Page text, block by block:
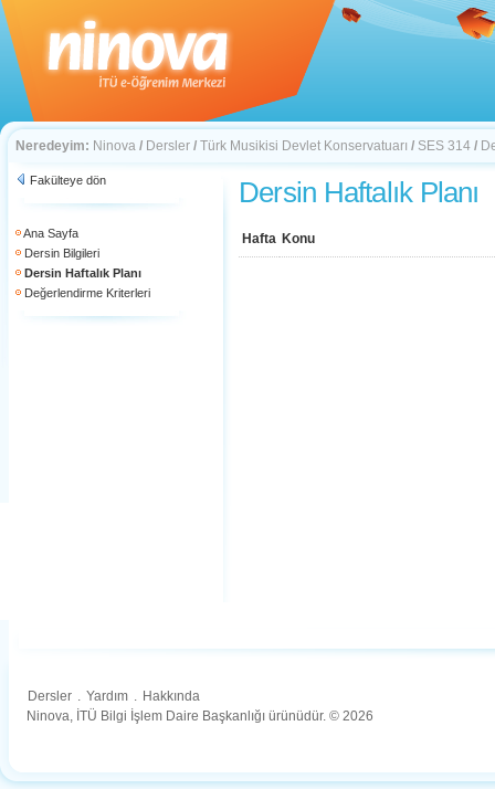
Neredeyim: Ninova / Dersler / Türk Musikisi Devlet Konservatuarı / SES 314 /
Fakülteye dön
Ana Sayfa
Dersin Bilgileri
Dersin Haftalık Planı
Değerlendirme Kriterleri
Dersin Haftalık Planı
Hafta Konu
Dersler . Yardım . Hakkında
Ninova, İTÜ Bilgi İşlem Daire Başkanlığı ürünüdür. © 2026